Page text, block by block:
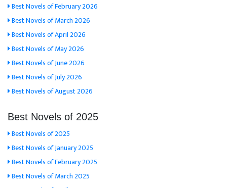
Best Novels of February 2026
Best Novels of March 2026
Best Novels of April 2026
Best Novels of May 2026
Best Novels of June 2026
Best Novels of July 2026
Best Novels of August 2026
Best Novels of 2025
Best Novels of 2025
Best Novels of January 2025
Best Novels of February 2025
Best Novels of March 2025